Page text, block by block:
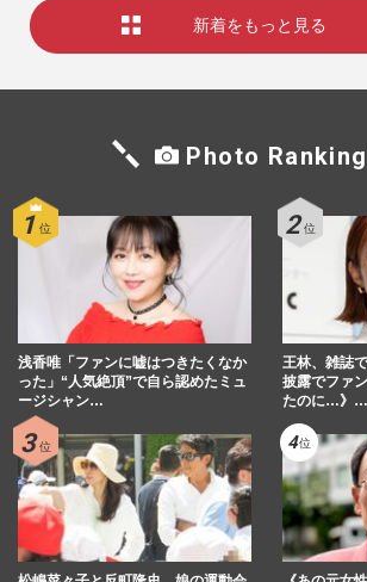
新着をもっと見る
Photo Ranking
浅香唯「ファンに嘘はつきたくなか
った」“人気絶頂”で自ら認めたミュ
ージシャン…
王林、雑誌
披露でファ
たのに…》…